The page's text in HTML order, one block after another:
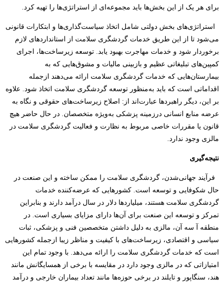
برای هر یک از این بخش‌ها باید مجموعه‌ای از استراتژی‌ها را تهیه کرد.
استراتژی‌های بخش دولتی شامل اتخاذ سیاست‌گذاری‌ها و ابتکارات قانونی
می‌شود تا از این طریق خدمات گردشگری سلامت از استانداردهای لازم
برخوردار شود و خدمات مهاجرت بهبود یابد. توسعه زیرساخت‌ها، اجرای
کمپین‌های تبلیغاتی عظیم و بازبینی مالیات و مشوق‌هایی که به
بیمارستان‌هایی که خدمات گردشگری سلامت ارائه می‌دهند ازجمله
اقداماتی است که باید به‌منظور توسعه گردشگری سلامت اتخاذ شود. علاوه
بر این، دیگر راهبردها عبارت‌اند از: اصلاح زیرساخت‌های حقوقی و نگاه به
عرضه منابع انسانی درزمینه پزشکی به‌ویژه متخصصان. در حال حاضر هیچ
قانون یا مقررات خاصی مربوط به نظارت و فعالیت گردشگری سلامت در
مالزی وجود ندارد.
نتیجه‌گیری
فرآیند جهانی‌شدن، گردشگری سلامت را ممکن ساخته و این صنعت در
حال شکوفایی و توسعه است. کشورهایی که عرضه‌کننده خدمات
گردشگری سلامت هستند، میلیاردها دلار در سال درآمد دارند و بنابراین
تمرکز و توسعه این صنعت برای آن‌ها دارای مزایای بسیاری است. در
منطقه آ سه آن، مالزی به دلیل داشتن متخصصین فنی و پزشکی، ثبات
سیاسی و اقتصادی، زیرساخت‌های با کیفیت و مناظر زیبا ازجمله کشورهایی
است که خدمات گردشگری سلامت را ارائه می‌دهد. با وجود تمام این
امتیازاتی که در مالزی وجود دارد در مقایسه با برخی از همسایگانش مانند
هند، سنگاپور و تایلند در برخی حوزه‌ها مانند تعداد بیماران خارجی و درآمد